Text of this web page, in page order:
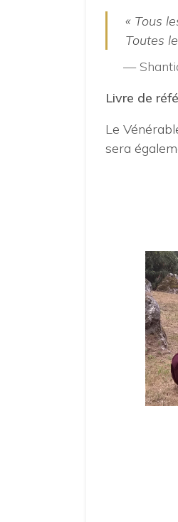
« Tous
Toutes
—
Livre de
Le
sera